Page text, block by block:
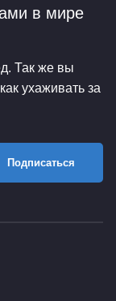
в мире
Так же вы
ухаживать за
Подписаться